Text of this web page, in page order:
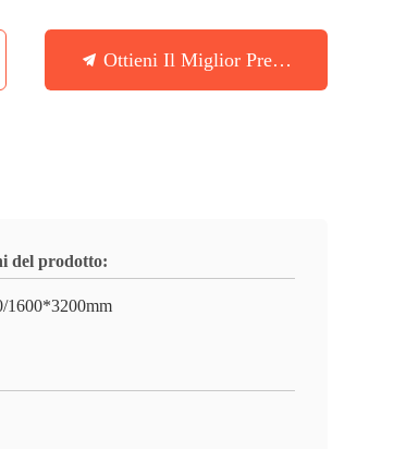
Ottieni Il Miglior Prezzo
del prodotto:
1600*3200mm